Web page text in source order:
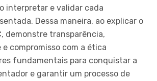
interpretar e validar cada
Dessa maneira, ao explicar o
demonstre transparência,
compromisso com a ética
fundamentais para conquistar a
e garantir um processo de